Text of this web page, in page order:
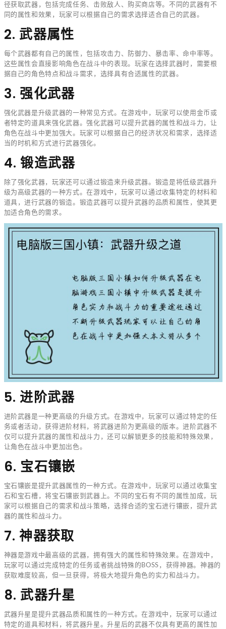
径获取武器，包括完成任务、击败敌人、购买商店等。不同的武器有不
同的属性和效果，玩家可以根据自己的需求选择适合自己的武器。
2. 武器属性
每个武器都有自己的属性，包括攻击力、防御力、暴击率、命中率等。
这些属性会直接影响角色在战斗中的表现。玩家在选择武器时，需要根
据自己的角色特点和战斗需求，选择具有合适属性的武器。
3. 强化武器
强化武器是升级武器的一种常见方式。在游戏中，玩家可以使用金币或
者特定的道具来强化武器。强化武器可以提升武器的属性和战斗力，让
角色在战斗中更加强大。玩家可以根据自己的经济状况和需求，选择适
当的时机和方式进行武器强化。
4. 锻造武器
除了强化武器，玩家还可以通过锻造来升级武器。锻造是将低级武器升
级为高级武器的一种方式。在游戏中，玩家可以通过收集特定的材料和
道具，进行武器的锻造。锻造武器可以提升武器的品质和属性，使其更
加适合角色的需求。
5. 进阶武器
进阶武器是一种更高级的升级方式。在游戏中，玩家可以通过特定的任
务或者活动，获得进阶材料，将武器进阶为更高级的版本。进阶武器不
仅可以提升武器的属性和战斗力，还可以解锁更多的技能和特殊效果，
让角色在战斗中更加出色。
6. 宝石镶嵌
宝石镶嵌是提升武器属性的一种方式。在游戏中，玩家可以通过收集宝
石和宝石槽，将宝石镶嵌到武器上。不同的宝石有不同的属性加成，玩
家可以根据自己的需求和战斗策略，选择合适的宝石进行镶嵌，提升武
器的属性和战斗力。
7. 神器获取
神器是游戏中最高级的武器，拥有强大的属性和特殊效果。在游戏中，
玩家可以通过完成特定的任务或者挑战特殊的BOSS，获得神器。神器的
获取难度较高，但一旦获得，将极大地提升角色的实力和战斗力。
8. 武器升星
武器升星是提升武器品质和属性的一种方式。在游戏中，玩家可以通过
特定的道具和材料，将武器升星。升星后的武器不仅具有更高的属性加